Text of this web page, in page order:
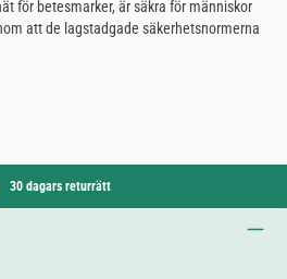
för betesmarker, är säkra för människor
att de lagstadgade säkerhetsnormerna
30 dagars returrätt